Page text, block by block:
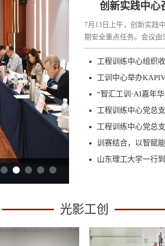
创新实践中心
7月13日上午，创新实践
期安全重点任务。会议
工程训练中心组织
工训中心举办
“智汇工训·AI嘉年
工程训练中心党总
工程训练中心党总
训赛结合，以智赋
山东理工大学一行
光影工创